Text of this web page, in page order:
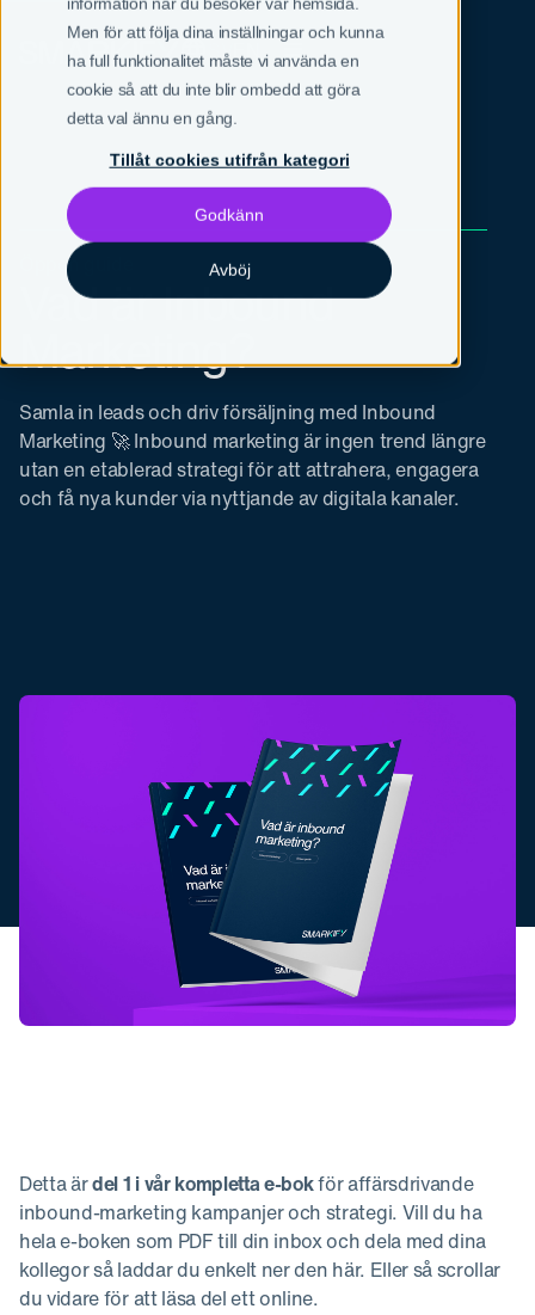
Men för att följa dina inställningar och kunna
ha full funktionalitet måste vi använda en
cookie så att du inte blir ombedd att göra
detta val ännu en gång.
Tillåt cookies utifrån kategori
Godkänn
Avböj
SVEN
Öppen guide
Vad är Inbound
Marketing?
Samla in leads och driv försäljning med Inbound
Marketing 🚀 Inbound marketing är ingen trend längre
utan en etablerad strategi för att attrahera, engagera
och få nya kunder via nyttjande av digitala kanaler.
Detta ärdel 1 i vår kompletta e-bokför affärsdrivande
inbound-marketing kampanjer och strategi. Vill du ha
hela e-boken som PDF till din inbox och dela med dina
kollegor så laddar du enkelt ner den här. Eller så scrollar
du vidare för att läsa del ett online.